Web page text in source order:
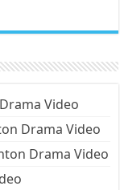
Video
Drama Video
Drama Video